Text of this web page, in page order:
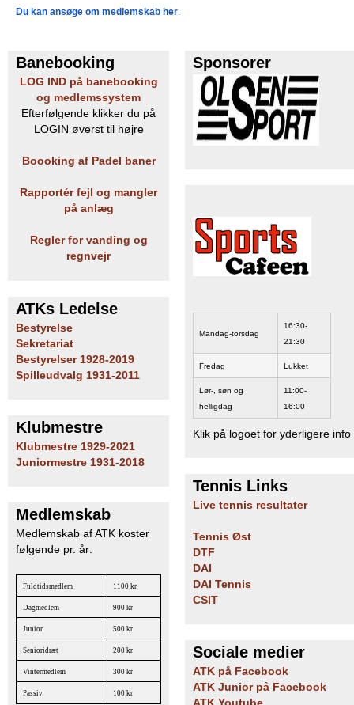
Du kan ansøge om medlemskab her
Banebooking
LOG IND på banebooking
og medlemssystem
Efterfølgende klikker du på
LOGIN øverst til højre
Boooking af Padel baner
Rapportér fejl og mangler
på anlæg
Regler for vanding og
regnvejr
ATKs Ledelse
Bestyrelse
Sekretariat
Bestyrelser 1928-2019
Spilleudvalg 1931-2011
Klubmestre
Klubmestre 1929-2021
Juniormestre 1931-2018
Medlemskab
Medlemskab af ATK koster
følgende pr. år:
Fuldtidsmedlem 1100 kr
Dagmedlem 900 kr
Junior 500 kr
Senioridræt 200 kr
Vintermedlem 300 kr
Passiv 100 kr
Sponsorer
Mandag-torsdag
16:30-
21:30
Fredag Lukket
Lør-, søn og
helligdag
11:00-
16:00
Klik på logoet for yderligere info
Tennis Links
Live tennis resultater
Tennis Øst
DTF
DAI
DAI Tennis
CSIT
Sociale medier
ATK på Facebook
ATK Junior på Facebook